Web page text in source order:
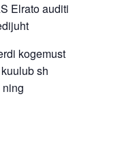
Elrato auditi
kogemust
sh